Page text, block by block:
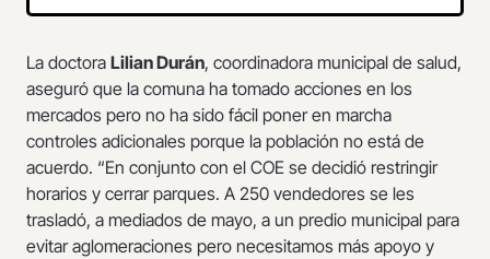
La doctora Lilian Durán, coordinadora municipal de salud,
aseguró que la comuna ha tomado acciones en los
mercados pero no ha sido fácil poner en marcha
controles adicionales porque la población no está de
acuerdo. “En conjunto con el COE se decidió restringir
horarios y cerrar parques. A 250 vendedores se les
trasladó, a mediados de mayo, a un predio municipal para
evitar aglomeraciones pero necesitamos más apoyo y